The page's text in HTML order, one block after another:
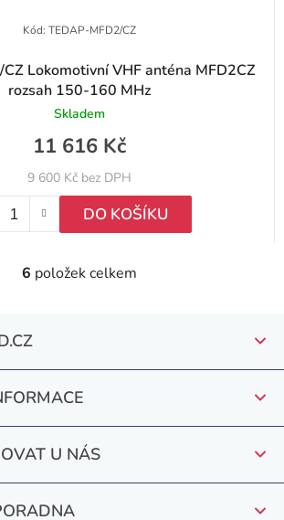
Lokomotivní VHF anténa MFD2CZ
rozsah 150-160 MHz
Skladem
9 600 Kč bez DPH
11 616 Kč
DO KOŠÍKU
Kód: TEDAP-MFD2/CZ
O
d
a
p
r
6 položek celkem
U NÁS